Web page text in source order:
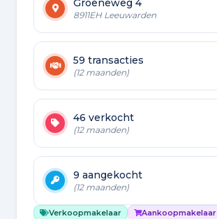
Groeneweg 4
8911EH Leeuwarden
59 transacties
(12 maanden)
46 verkocht
(12 maanden)
9 aangekocht
(12 maanden)
Verkoopmakelaar Aankoopmakelaar